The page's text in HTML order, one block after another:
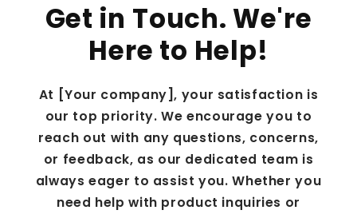
Get in Touch. We're
Here to Help!
At [Your company], your satisfaction is
our top priority. We encourage you to
reach out with any questions, concerns,
or feedback, as our dedicated team is
always eager to assist you. Whether you
need help with product inquiries or